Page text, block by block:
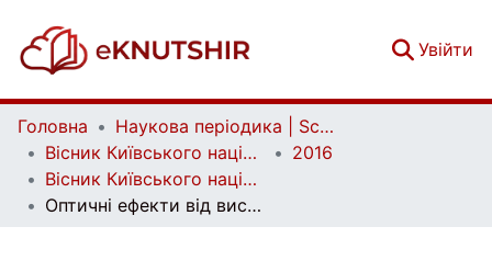
Увійти
Головна
Наукова періодика | Scientific periodicals
Вісник Київського національного університету імені Тараса Шевченка. Астрономія | Bulletin of Taras Shevchenko National University of Kyiv. Astronomy
2016
Вісник Київського національного університету імені Тараса Шевченка. Астрономія. Вип. 1(53)
Оптичні ефекти від висотних грозових розрядів в атмосфері Землі